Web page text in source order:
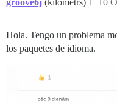
groove6j (kilometrs) 10
1
Hola. Tengo un problema
los paquetes de idioma.